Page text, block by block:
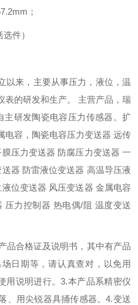
；
件）
以来，主要从事压力，液位，温
表的研发和生产。 主营产品，瑞
主研发陶瓷电容压力传感器。扩
电容，陶瓷电容压力变送器 远传
压力变送器 防腐压力变送器 一
器 防雷液位变送器 高温导压液
位变送器 风压变送器 金属电容
压力控制器 热电偶/阻 温度变送
品合格证及说明书，其中有产品
日期等，请认真查对，以免用
用说明进行。3.本产品系精密仪
、用尖锐器具捅传感器。4.变送